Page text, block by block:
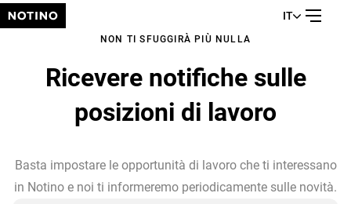
IT
NON TI SFUGGIRÀ PIÙ NULLA
Ricevere notifiche sulle
posizioni di lavoro
Basta impostare le opportunità di lavoro che ti interessano
in Notino e noi ti informeremo periodicamente sulle novità.